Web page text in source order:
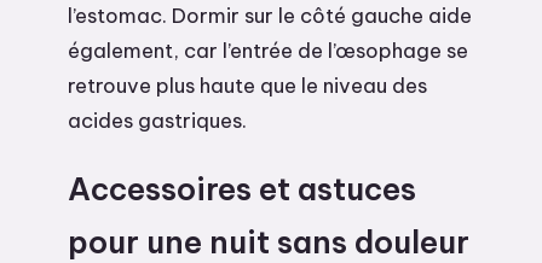
l’estomac. Dormir sur le côté gauche aide
également, car l’entrée de l’œsophage se
retrouve plus haute que le niveau des
acides gastriques.
Accessoires et astuces
pour une nuit sans douleur